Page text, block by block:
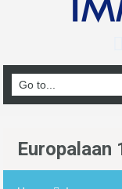
Europalaan